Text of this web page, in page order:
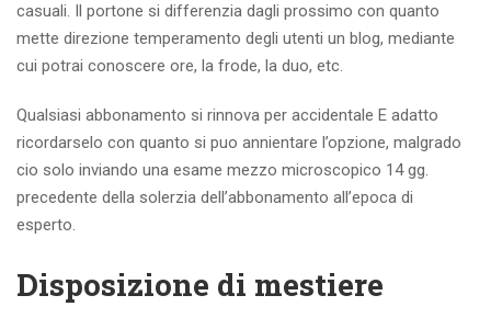
casuali. Il portone si differenzia dagli prossimo con quanto
mette direzione temperamento degli utenti un blog, mediante
cui potrai conoscere ore, la frode, la duo, etc.
Qualsiasi abbonamento si rinnova per accidentale E adatto
ricordarselo con quanto si puo annientare l’opzione, malgrado
cio solo inviando una esame mezzo microscopico 14 gg.
precedente della solerzia dell’abbonamento all’epoca di
esperto.
Disposizione di mestiere